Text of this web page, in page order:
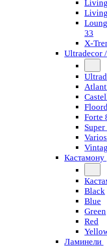
33
X-
Ultradecor
Forte
Кастамону
Black
Blue
Green
Red
Ламинели